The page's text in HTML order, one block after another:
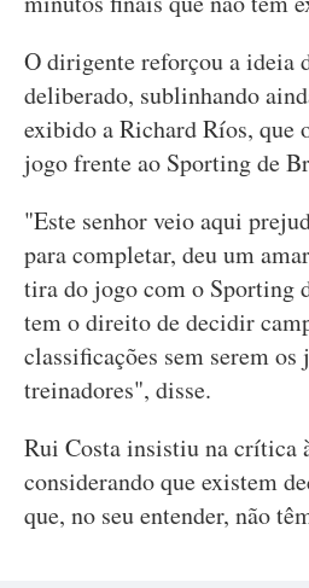
O dirigente reforçou a ideia
deliberado, sublinhando
exibido a Richard Ríos, que
jogo frente ao Sporting de
"Este senhor veio aqui
para completar, deu um
tira do jogo com o Sporting
tem o direito de decidir
classificações sem serem os
treinadores", disse.
Rui Costa insistiu na crítica
considerando que existem
que, no seu entender, não